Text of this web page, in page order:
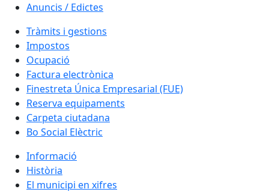
Anuncis / Edictes
Tràmits i gestions
Impostos
Ocupació
Factura electrònica
Finestreta Única Empresarial (FUE)
Reserva equipaments
Carpeta ciutadana
Bo Social Elèctric
Informació
Història
El municipi en xifres